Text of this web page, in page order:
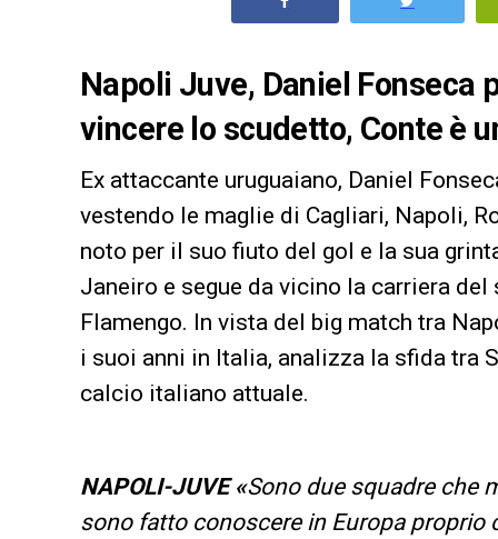
Napoli Juve, Daniel
vincere lo scudetto, Conte è
Ex attaccante uruguaiano, Daniel
vestendo le maglie di Cagliari, Napoli,
noto per il suo fiuto del gol e la sua
Janeiro e segue da vicino la carriera
Flamengo. In vista del big match tra
i suoi anni in Italia, analizza la sfida tra
calcio italiano attuale.
NAPOLI-JUVE «Sono due squadre che
sono fatto conoscere in Europa proprio